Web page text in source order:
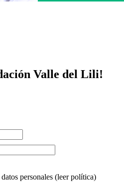
Valle del Lili!
personales (leer política)